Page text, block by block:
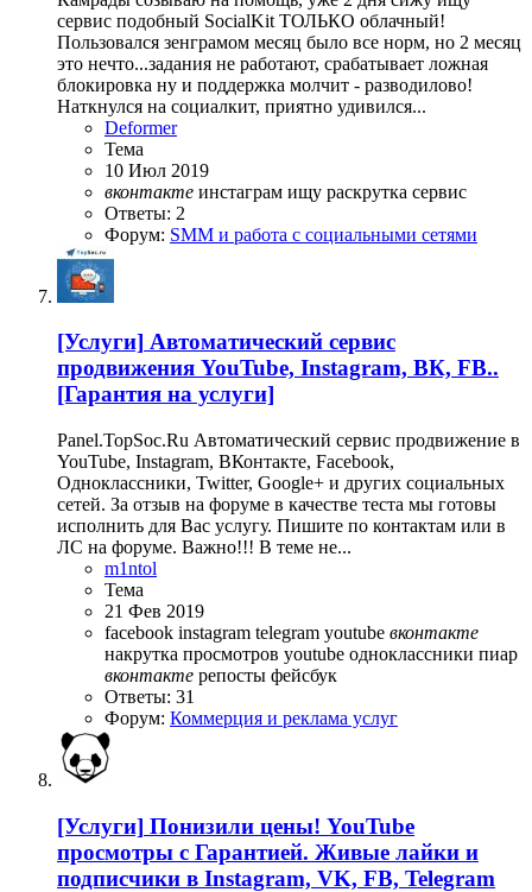
сервис подобный SocialKit ТОЛЬКО облачный!
Пользовался зенграмом месяц было все норм, но 2 месяц
это нечто...задания не работают, срабатывает ложная
блокировка ну и поддержка молчит - разводилово!
Наткнулся на социалкит, приятно удивился...
Deformer
Тема
10 Июл 2019
вконтакте инстаграм ищу раскрутка сервис
Ответы: 2
Форум: SMM и работа с социальными сетями
[Услуги] Автоматический сервис
продвижения YouTube, Instagram, ВК, FB..
[Гарантия на услуги]
Panel.TopSoc.Ru Автоматический сервис продвижение в
YouTube, Instagram, ВКонтакте, Facebook,
Одноклассники, Twitter, Google+ и других социальных
сетей. За отзыв на форуме в качестве теста мы готовы
исполнить для Вас услугу. Пишите по контактам или в
ЛС на форуме. Важно!!! В теме не...
m1ntol
Тема
21 Фев 2019
facebook instagram telegram youtube вконтакте
накрутка просмотров youtube одноклассники пиар
вконтакте репосты фейсбук
Ответы: 31
Форум: Коммерция и реклама услуг
[Услуги] Понизили цены! YouTube
просмотры с Гарантией. Живые лайки и
подписчики в Instagram, VK, FB, Telegram